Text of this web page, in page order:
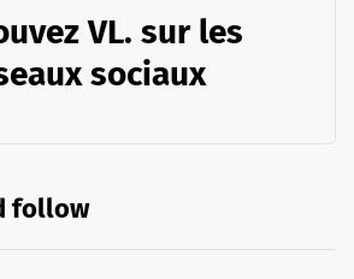
VL. sur les
sociaux
follow